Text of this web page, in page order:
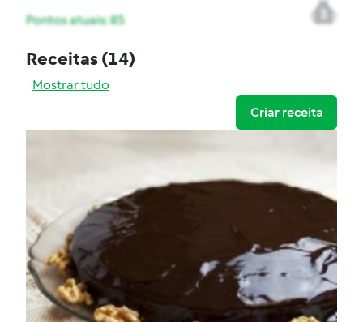
3
Pontos atuais: 85
Receitas(14)
Mostrar tudo
Criar receita